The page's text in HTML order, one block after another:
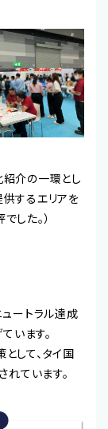
紹介の一環とし
するエリアを
した。）
ートラル達成
います。
して、タイ国
ています。